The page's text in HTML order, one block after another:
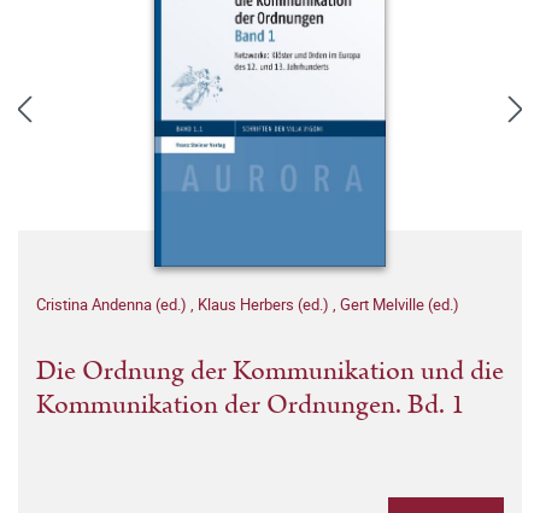
Cristina Andenna (ed.) , Klaus Herbers (ed.) , Gert Melville (ed.)
Die Ordnung der Kommunikation und die
Kommunikation der Ordnungen. Bd. 1